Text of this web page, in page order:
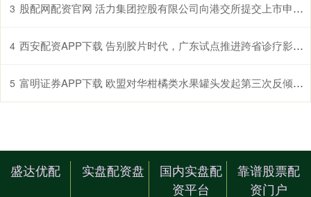
3 股配网配资官网 活力集团控股有限公司向港交所提交上市申请书
4 西安配资APP下载 告别胶片时代，广东试点推进跨省诊疗影像云索引共享“路路通”
5 富明证券APP下载 欧盟对华柑橘类水果罐头发起第三次反倾销日落复审调查
盛达优配 实盘配资盘
国内实盘配
资平台
靠谱股票配
资门户